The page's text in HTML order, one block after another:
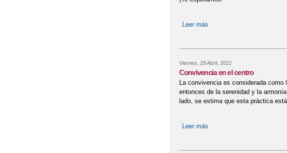
Leer más
Viernes, 29 Abril, 2022
Convivencia en el centro
La convivencia es considerada como
entonces de la serenidad y la
lado, se estima que esta práctica
Leer más